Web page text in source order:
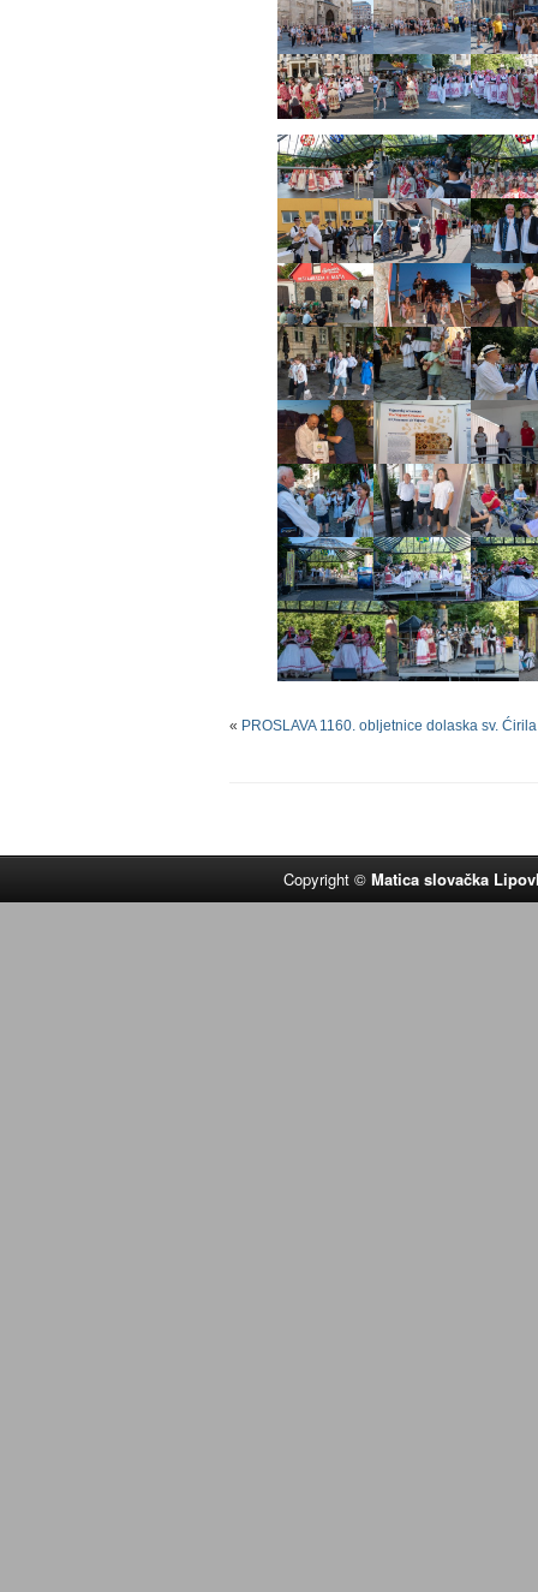
« PROSLAVA 1160. obljetnice dolaska sv.
Copyright ©Matica slovačka